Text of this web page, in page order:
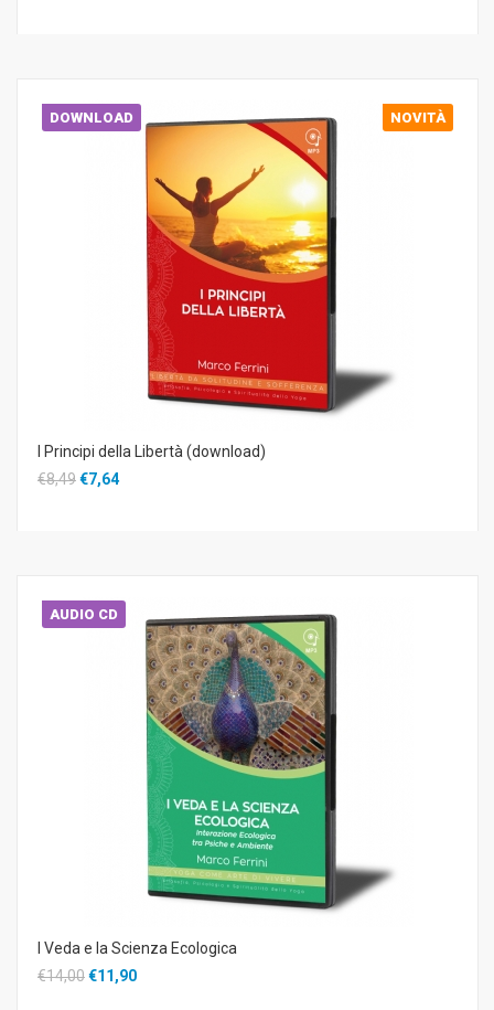
DOWNLOAD NOVITÀ
I Principi della Libertà (download)
€8,49€7,64
AUDIO CD
I Veda e la Scienza Ecologica
€14,00€11,90